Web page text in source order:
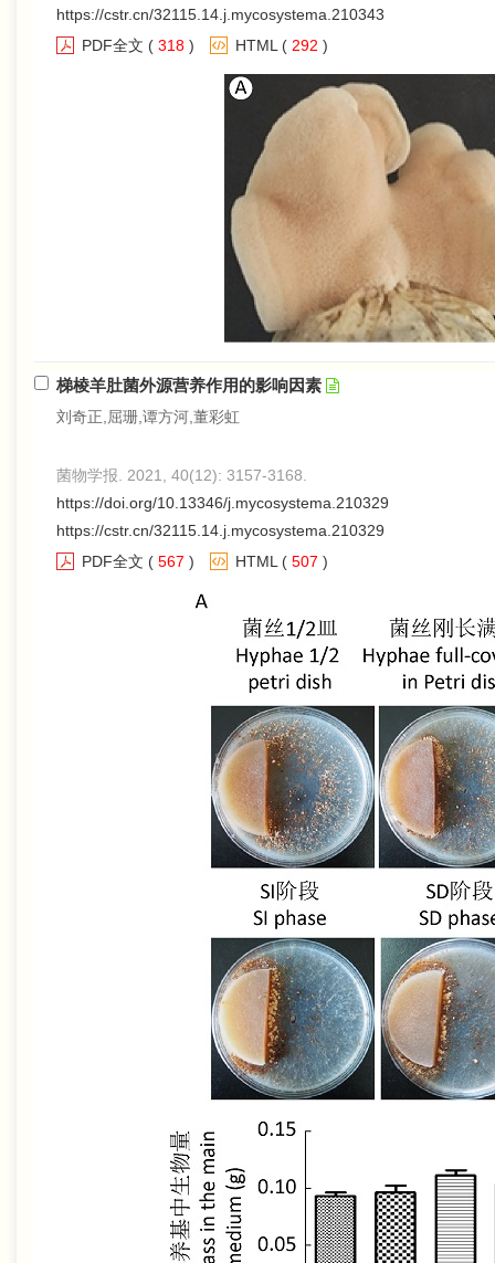
https://cstr.cn/32115.14.j.mycosystema.210343
PDF全文 ( 318 ) HTML ( 292 )
梯棱羊肚菌外源营养作用的影响因素
刘奇正,屈珊,谭方河,董彩虹
菌物学报. 2021, 40(12): 3157-3168.
https://doi.org/10.13346/j.mycosystema.210329
https://cstr.cn/32115.14.j.mycosystema.210329
PDF全文 ( 567 ) HTML ( 507 )